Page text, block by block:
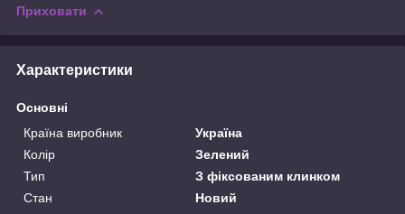
Приховати
Характеристики
Основні
Країна виробник
Україна
Колір
Зелений
Тип
З фіксованим клинком
Стан
Новий